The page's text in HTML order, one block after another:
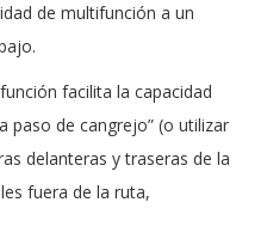
de multifunción a un
facilita la capacidad
paso de cangrejo” (o utilizar
delanteras y traseras de la
fuera de la ruta,